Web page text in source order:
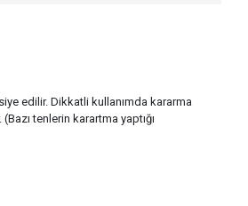
edilir. Dikkatli kullanımda kararma
tenlerin karartma yaptığı